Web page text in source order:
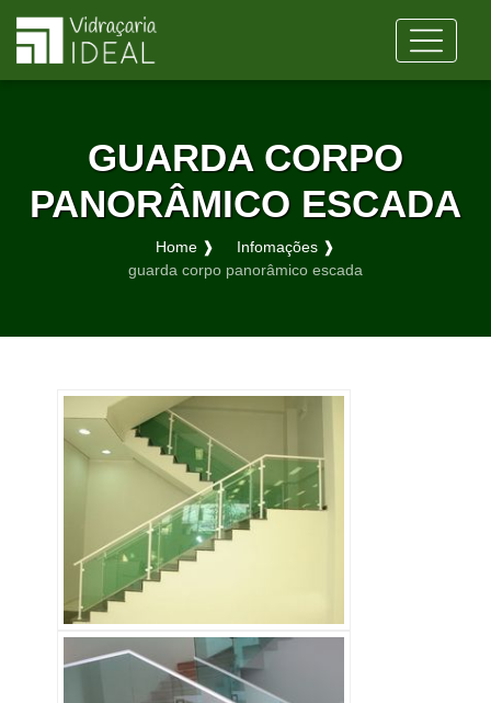
GUARDA CORPO
PANORÂMICO ESCADA
Home ❱
Infomações ❱
guarda corpo panorâmico escada